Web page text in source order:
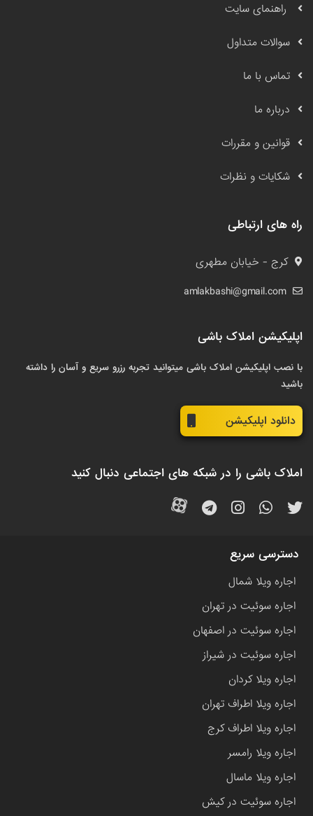
راهنمای سایت
سوالات متداول
تماس با ما
درباره ما
قوانین و مقررات
شکایات و نظرات
راه های ارتباطی
کرج - خیابان مطهری
amlakbashi@gmail.com
اپلیکیشن املاک باشی
با نصب اپلیکیشن املاک باشی میتوانید تجربه رزرو سریع و آسان را داشته
باشید
دانلود اپلیکیشن
املاک باشی را در شبکه های اجتماعی دنبال کنید
دسترسی سریع
اجاره ویلا شمال
اجاره سوئیت در تهران
اجاره سوئیت در اصفهان
اجاره سوئیت در شیراز
اجاره ویلا کردان
اجاره ویلا اطراف تهران
اجاره ویلا اطراف کرج
اجاره ویلا رامسر
اجاره ویلا ماسال
اجاره سوئیت در کیش